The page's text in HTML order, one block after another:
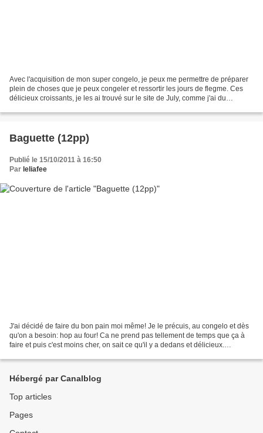
Avec l'acquisition de mon super congelo, je peux me permettre de préparer
plein de choses que je peux congeler et ressortir les jours de flegme. Ces
délicieux croissants, je les ai trouvé sur le site de July, comme j'ai du
Baguette (12pp)
Publié le 15/10/2011 à 16:50
Par leliafee
J'ai décidé de faire du bon pain moi même! Je le précuis, au congelo et dès
qu'on a besoin: hop au four! Ca ne prend pas tellement de temps que ça à
faire et puis c'est moins cher, on sait ce qu'il y a dedans et délicieux.
Hébergé par Canalblog
Top articles
Pages